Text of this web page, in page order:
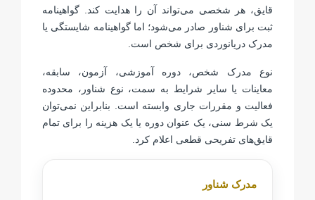
قایق، هر شخصی می‌تواند آن را هدایت کند. گواهینامه
ثبت برای شناور صادر می‌شود؛ اما گواهینامه شایستگی یا
مدرک دریانوردی برای شخص است.
نوع مدرک شخص، دوره آموزشی، آزمون، سابقه،
معاینات یا سایر شرایط به سمت، نوع شناور، محدوده
فعالیت و مقررات جاری وابسته است. بنابراین نمی‌توان
یک شرط سنی، یک عنوان دوره یا یک هزینه را برای تمام
قایق‌های تفریحی قطعی اعلام کرد.
مدرک شناور